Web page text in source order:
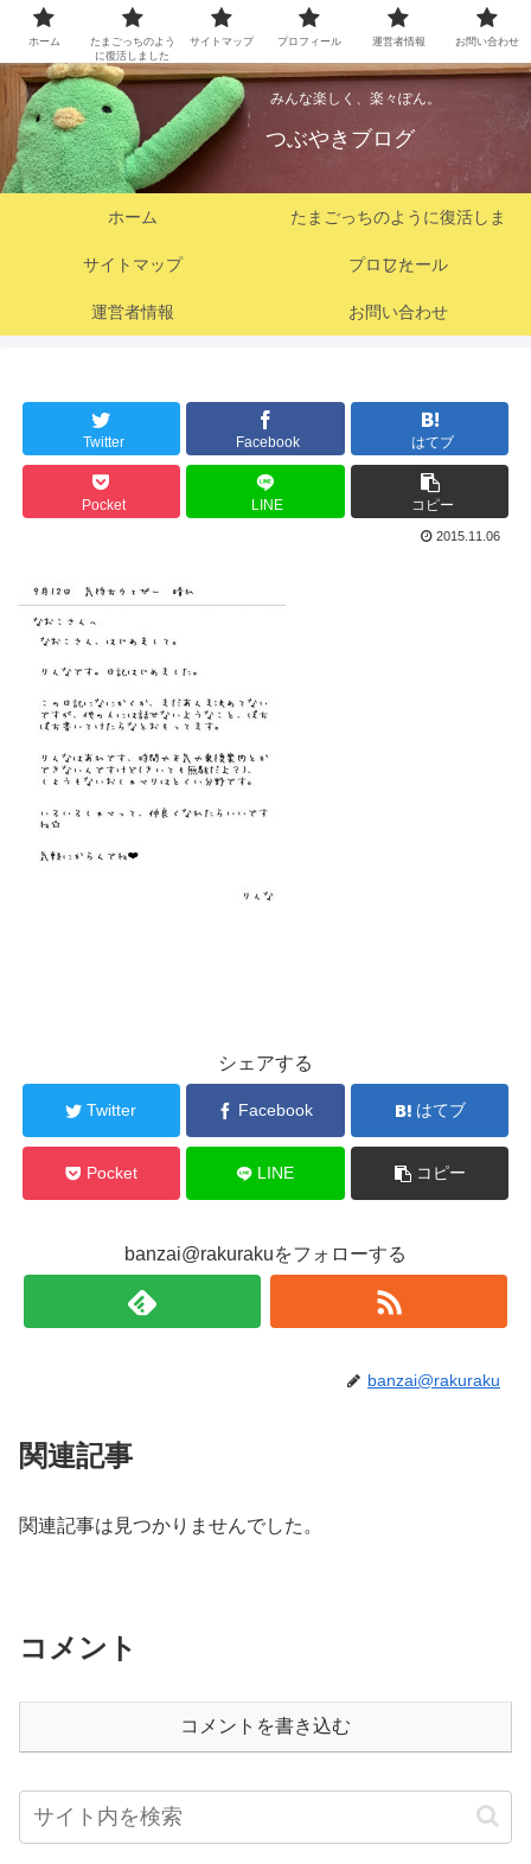
みんな楽しく、楽々ぽん。
つぶやきブログ
ホーム たまごっちのように復活しま
した
サイトマップ プロフィール
運営者情報 お問い合わせ
Twitter Facebook はてブ
Pocket LINE コピー
2015.11.06
シェアする
Twitter Facebook はてブ
Pocket LINE コピー
banzai@rakurakuをフォローする
banzai@rakuraku
関連記事
関連記事は見つかりませんでした。
コメント
コメントを書き込む
ホーム
たまごっちのよう
に復活しました
サイトマップ プロフィール 運営者情報 お問い合わせ